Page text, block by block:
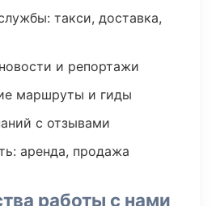
такси, доставка,
и репортажи
маршруты и гиды
с отзывами
аренда, продажа
работы с нами